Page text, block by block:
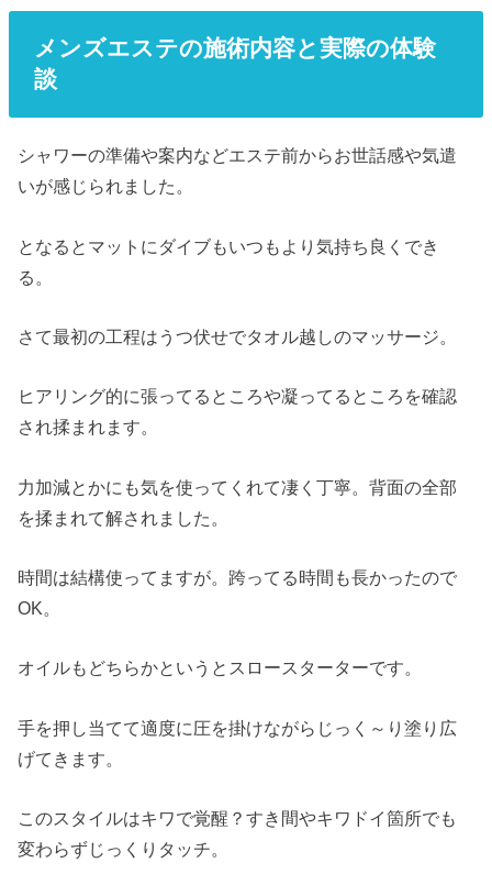
メンズエステの施術内容と実際の体験
談
シャワーの準備や案内などエステ前からお世話感や気遣
いが感じられました。
となるとマットにダイブもいつもより気持ち良くでき
る。
さて最初の工程はうつ伏せでタオル越しのマッサージ。
ヒアリング的に張ってるところや凝ってるところを確認
され揉まれます。
力加減とかにも気を使ってくれて凄く丁寧。背面の全部
を揉まれて解されました。
時間は結構使ってますが。跨ってる時間も長かったので
OK。
オイルもどちらかというとスロースターターです。
手を押し当てて適度に圧を掛けながらじっく～り塗り広
げてきます。
このスタイルはキワで覚醒？すき間やキワドイ箇所でも
変わらずじっくりタッチ。